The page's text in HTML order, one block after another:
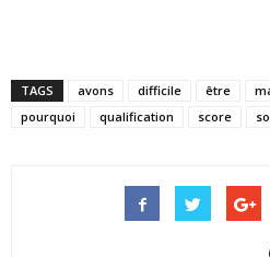
TAGS avons difficile être
pourquoi
qualification score